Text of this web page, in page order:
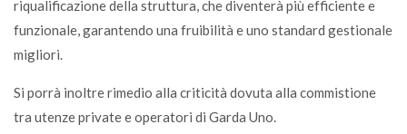
riqualificazione della struttura, che diventerà più efficiente e
funzionale, garantendo una fruibilità e uno standard gestionale
migliori.
Si porrà inoltre rimedio alla criticità dovuta alla commistione
tra utenze private e operatori di Garda Uno.